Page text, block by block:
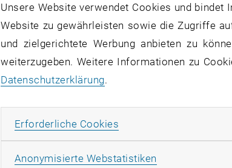
Jetzt anmelden , öffnet
Vor dem
Ergebnisse aus
Unsere Website verwendet Cookies und
Website zu gewährleisten sowie die Zugriffe
und zielgerichtete Werbung anbieten zu
weiterzugeben. Weitere Informationen zu
Datenschutzerklärung.
Erforderliche Cookies
Anonymisierte Webstatistiken